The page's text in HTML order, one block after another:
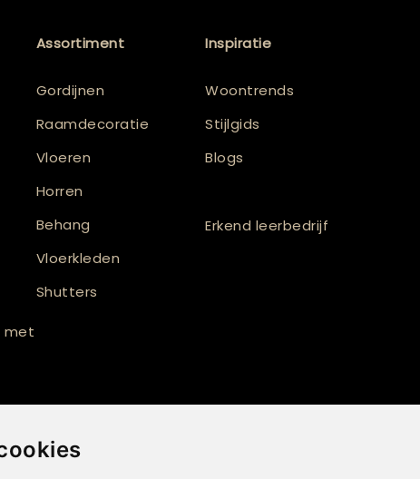
met
Assortiment
Gordijnen
Raamdecoratie
Vloeren
Horren
Behang
Vloerkleden
Shutters
Inspiratie
Woontrends
Stijlgids
Blogs
Erkend leerbedrijf